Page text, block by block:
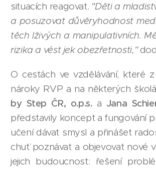
situacích reagovat. "Děti a
a posuzovat důvěryhodnost
těch lživých a manipulativních.
rizika a vést jek obezřetnosti,"
O cestách ve vzdělávání, které
nároky RVP a na některých
by Step ČR, o.p.s. a Jana
představily koncept a fungování
učení dávat smysl a přinášet
chuť poznávat a objevovat nové
jejich budoucnost: řešení